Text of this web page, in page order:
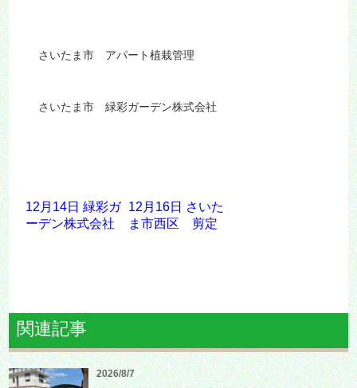
さいたま市 アパート植栽管理
さいたま市 緑彩ガーデン株式会社
12月14日 緑彩ガ
ーデン株式会社
12月16日 さいた
ま市西区 剪定
関連記事
2026/8/7